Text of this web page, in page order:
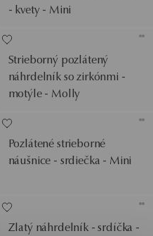
- kvety - Mini
Strieborný pozlátený
náhrdelník so zirkónmi -
motýle - Molly
Pozlátené strieborné
náušnice - srdiečka - Mini
Zlatý náhrdelník - srdíčka -